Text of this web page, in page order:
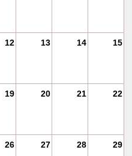
12 13 14 15
19 20 21 22
26 27 28 29